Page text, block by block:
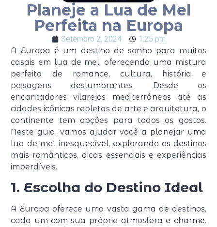
Planeje a Lua de Mel
Perfeita na Europa
Setembro 2, 2024
1:25 pm
A Europa é um destino de sonho para muitos
casais em lua de mel, oferecendo uma mistura
perfeita de romance, cultura, história e
paisagens deslumbrantes. Desde os
encantadores vilarejos mediterrâneos até as
cidades icônicas repletas de arte e arquitetura, o
continente tem opções para todos os gostos.
Neste guia, vamos ajudar você a planejar uma
lua de mel inesquecível, explorando os destinos
mais românticos, dicas essenciais e experiências
imperdíveis.
1. Escolha do Destino Ideal
A Europa oferece uma vasta gama de destinos,
cada um com sua própria atmosfera e charme.